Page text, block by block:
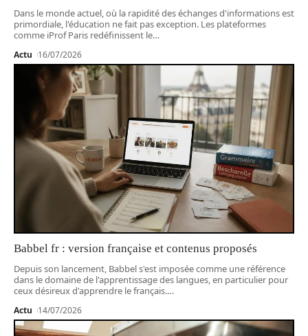
Dans le monde actuel, où la rapidité des échanges d'informations est
primordiale, l'éducation ne fait pas exception. Les plateformes
comme iProf Paris redéfinissent le…
Actu 16/07/2026
Babbel fr : version française et contenus proposés
Depuis son lancement, Babbel s'est imposée comme une référence
dans le domaine de l'apprentissage des langues, en particulier pour
ceux désireux d'apprendre le français.…
Actu 14/07/2026